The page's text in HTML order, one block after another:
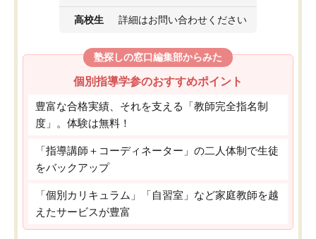
高校生 詳細はお問い合わせください
塾探しの窓口編集部からみた
個別指導学参のおすすめポイント
豊富な合格実績、それを支える「教師完全指名制
度」。体験は無料！
「指導講師＋コーディネーター」の二人体制で生徒
をバックアップ
「個別カリキュラム」「自習室」など家庭教師を越
えたサービスが豊富